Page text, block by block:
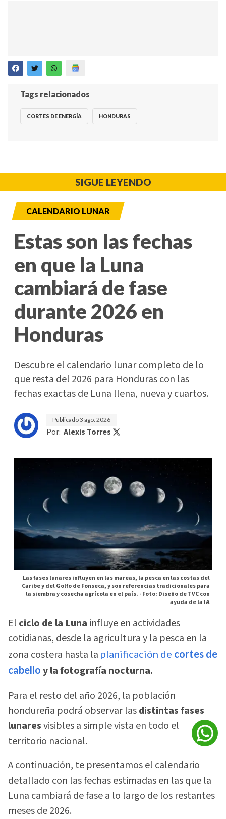
Tags relacionados
CORTES DE ENERGÍA HONDURAS
SIGUE LEYENDO
CALENDARIO LUNAR
Estas son las fechas
en que la Luna
cambiará de fase
durante 2026 en
Honduras
Descubre el calendario lunar completo de lo
que resta del 2026 para Honduras con las
fechas exactas de Luna llena, nueva y cuartos.
Publicado3 ago. 2026
Por: Alexis Torres
Las fases lunares influyen en las mareas, la pesca en las costas del
Caribe y del Golfo de Fonseca, y son referencias tradicionales para
la siembra y cosecha agrícola en el país. -Foto: Diseño de TVC con
ayuda de la IA
El ciclo de la Luna influye en actividades
cotidianas, desde la agricultura y la pesca en la
zona costera hasta la planificación de cortes de
cabello y la fotografía nocturna.
Para el resto del año 2026, la población
hondureña podrá observar lasdistintas fases
lunaresvisibles a simple vista en todo el
territorio nacional.
A continuación, te presentamos el calendario
detallado con las fechas estimadas en las que la
Luna cambiará de fase a lo largo de los restantes
meses de 2026.